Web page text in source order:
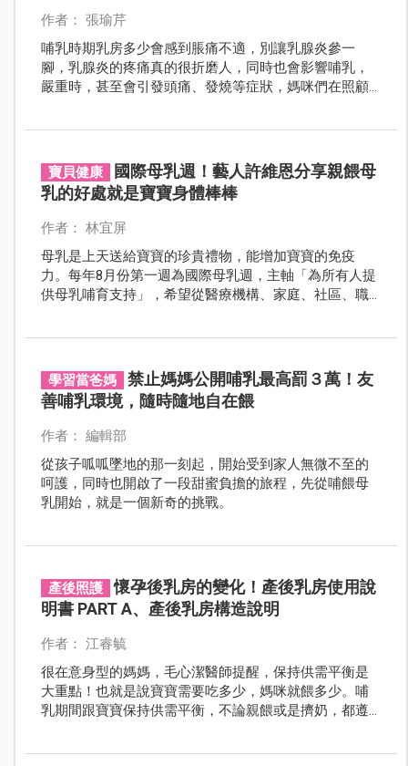
作者： 張瑜芹
哺乳時期乳房多少會感到脹痛不適，別讓乳腺炎參一
腳，乳腺炎的疼痛真的很折磨人，同時也會影響哺乳，
嚴重時，甚至會引發頭痛、發燒等症狀，媽咪們在照顧
寶貝健康
國際母乳週！藝人許維恩分享親餵母
乳的好處就是寶寶身體棒棒
作者： 林宜屏
母乳是上天送給寶寶的珍貴禮物，能增加寶寶的免疫
力。每年8月份第一週為國際母乳週，主軸「為所有人提
供母乳哺育支持」，希望從醫療機構、家庭、社區、職
學習當爸媽
禁止媽媽公開哺乳最高罰３萬！友
善哺乳環境，隨時隨地自在餵
作者： 編輯部
從孩子呱呱墜地的那一刻起，開始受到家人無微不至的
呵護，同時也開啟了一段甜蜜負擔的旅程，先從哺餵母
乳開始，就是一個新奇的挑戰。
產後照護
懷孕後乳房的變化！產後乳房使用說
明書 PART A、產後乳房構造說明
作者： 江睿毓
很在意身型的媽媽，毛心潔醫師提醒，保持供需平衡是
大重點！也就是說寶寶需要吃多少，媽咪就餵多少。哺
乳期間跟寶寶保持供需平衡，不論親餵或是擠奶，都遵